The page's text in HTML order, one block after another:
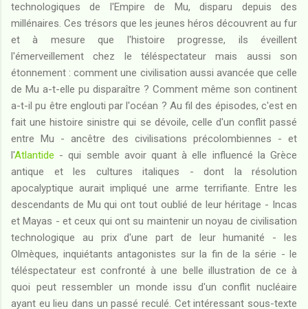
technologiques de l'Empire de Mu, disparu depuis des
millénaires. Ces trésors que les jeunes héros découvrent au fur
et à mesure que l'histoire progresse, ils éveillent
l'émerveillement chez le téléspectateur mais aussi son
étonnement : comment une civilisation aussi avancée que celle
de Mu a-t-elle pu disparaître ? Comment même son continent
a-t-il pu être englouti par l'océan ? Au fil des épisodes, c'est en
fait une histoire sinistre qui se dévoile, celle d'un conflit passé
entre Mu - ancêtre des civilisations précolombiennes - et
l'Atlantide - qui semble avoir quant à elle influencé la Grèce
antique et les cultures italiques - dont la résolution
apocalyptique aurait impliqué une arme terrifiante. Entre les
descendants de Mu qui ont tout oublié de leur héritage - Incas
et Mayas - et ceux qui ont su maintenir un noyau de civilisation
technologique au prix d'une part de leur humanité - les
Olmèques, inquiétants antagonistes sur la fin de la série - le
téléspectateur est confronté à une belle illustration de ce à
quoi peut ressembler un monde issu d'un conflit nucléaire
ayant eu lieu dans un passé reculé. Cet intéressant sous-texte